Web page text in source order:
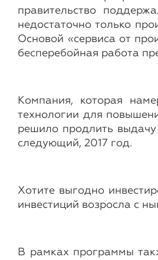
правительство
недостаточно только
Основой «сервиса от
бесперебойная работа
Компания, которая
технологии для
решило продлить
следующий, 2017 год.
Хотите выгодно
инвестиций возросла с
В рамках программы